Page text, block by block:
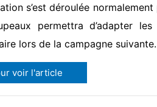
s’est déroulée
permettra d’adapter
lors de la campagne suivante.
voir l'article